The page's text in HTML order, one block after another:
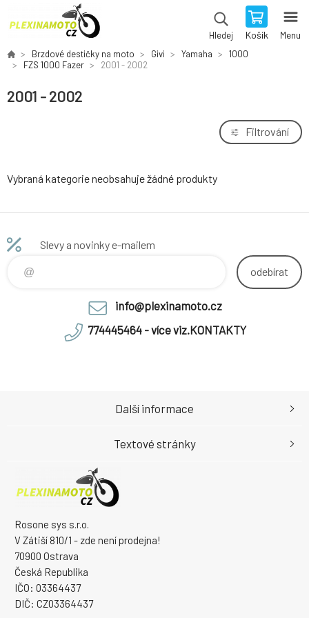
Hledej Košík Menu
Brzdové destičky na moto Givi Yamaha
1000
FZS 1000 Fazer
2001 - 2002
2001 - 2002
Filtrování
Vybraná kategorie neobsahuje žádné produkty
Slevy a novinky e-mailem
odebírat
info@plexinamoto.cz
774445464 - více viz.KONTAKTY
Rosone sys s.r.o.
V Zátiší 810/1 - zde není prodejna!
70900 Ostrava
Česká Republika
IČO: 03364437
DIČ: CZ03364437
Další informace
Textové stránky